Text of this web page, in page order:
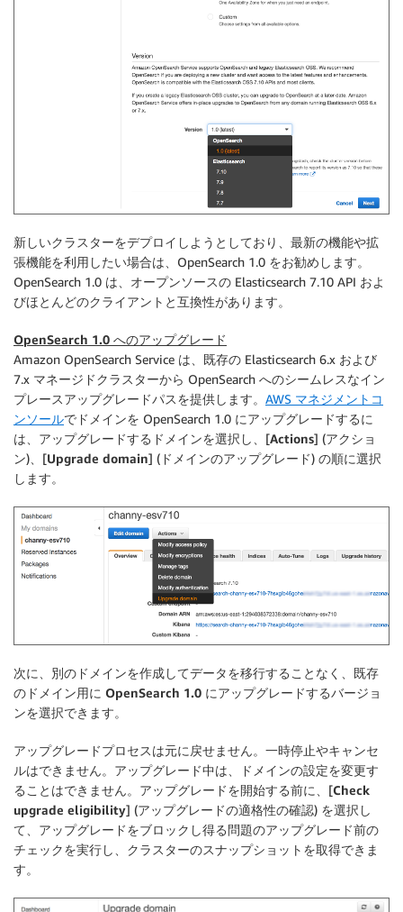
新しいクラスターをデプロイしようとしており、最新の機能や拡
張機能を利用したい場合は、OpenSearch 1.0 をお勧めします。
OpenSearch 1.0 は、オープンソースの Elasticsearch 7.10 API およ
びほとんどのクライアントと互換性があります。
OpenSearch 1.0 へのアップグレード
Amazon OpenSearch Service は、既存の Elasticsearch 6.x および
7.x マネージドクラスターから OpenSearch へのシームレスなイン
プレースアップグレードパスを提供します。 AWS マネジメントコ
ンソールでドメインを OpenSearch 1.0 にアップグレードするに
は、アップグレードするドメインを選択し、[Actions] (アクショ
ン)、[Upgrade domain] (ドメインのアップグレード) の順に選択
します。
次に、別のドメインを作成してデータを移行することなく、既存
のドメイン用に OpenSearch 1.0 にアップグレードするバージョ
ンを選択できます。
アップグレードプロセスは元に戻せません。一時停止やキャンセ
ルはできません。アップグレード中は、ドメインの設定を変更す
ることはできません。アップグレードを開始する前に、[Check
upgrade eligibility] (アップグレードの適格性の確認) を選択し
て、アップグレードをブロックし得る問題のアップグレード前の
チェックを実行し、クラスターのスナップショットを取得できま
す。